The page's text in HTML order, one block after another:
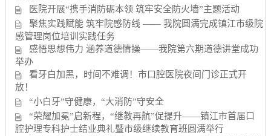
医院开展“携手消防砺本领 筑牢安全防火墙”主题活动
聚焦实践赋能 筑牢院感防线 —— 我院圆满完成镇江市级院
感管理岗位培训实践任务
感悟思想伟力 涵养道德情操——我院第六期道德讲堂成功
举办
看牙白加黑，时间不难调！市口腔医院夜间门诊正式开
放！
“小白牙”守健康，“大消防”守安全
“荣耀加冕”启新程，“继教再航”促提升——镇江市首届口
腔护理专科护士结业典礼暨市级继续教育班圆满举行